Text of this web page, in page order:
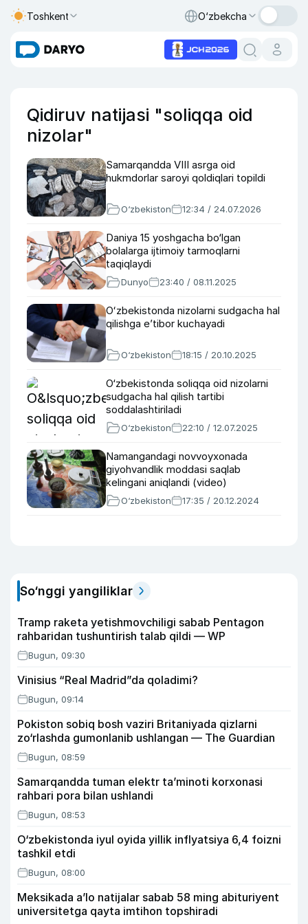
Toshkent O‘zbekcha
Qidiruv natijasi "soliqqa oid
nizolar"
Samarqandda VIII asrga oid
hukmdorlar saroyi qoldiqlari topildi
O‘zbekiston 12:34 / 24.07.2026
Daniya 15 yoshgacha bo‘lgan
bolalarga ijtimoiy tarmoqlarni
taqiqlaydi
Dunyo 23:40 / 08.11.2025
Oʻzbekistonda nizolarni sudgacha hal
qilishga eʼtibor kuchayadi
O‘zbekiston 18:15 / 20.10.2025
O‘zbekistonda soliqqa oid nizolarni
sudgacha hal qilish tartibi
soddalashtiriladi
O‘zbekiston 22:10 / 12.07.2025
Namangandagi novvoyxonada
giyohvandlik moddasi saqlab
kelingani aniqlandi (video)
O‘zbekiston 17:35 / 20.12.2024
So‘nggi yangiliklar
Tramp raketa yetishmovchiligi sabab Pentagon
rahbaridan tushuntirish talab qildi — WP
Bugun, 09:30
Vinisius “Real Madrid”da qoladimi?
Bugun, 09:14
Pokiston sobiq bosh vaziri Britaniyada qizlarni
zo‘rlashda gumonlanib ushlangan — The Guardian
Bugun, 08:59
Samarqandda tuman elektr ta’minoti korxonasi
rahbari pora bilan ushlandi
Bugun, 08:53
O‘zbekistonda iyul oyida yillik inflyatsiya 6,4 foizni
tashkil etdi
Bugun, 08:00
Meksikada a’lo natijalar sabab 58 ming abituriyent
universitetga qayta imtihon topshiradi